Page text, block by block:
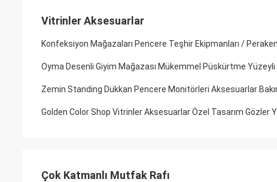
Vitrinler Aksesuarlar
Konfeksiyon Mağazaları Pencere Teşhir Ekipmanları /
Oyma Desenli Giyim Mağazası Mükemmel Püskürtme
Zemin Standing Dükkan Pencere Monitörleri Aksesuarlar
Golden Color Shop Vitrinler Aksesuarlar Özel Tasarım Gözler
Çok Katmanlı Mutfak Rafı